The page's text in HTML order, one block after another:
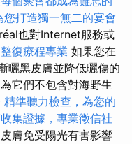
您打造獨一無二的宴會
也對Internet服務或
整復療程專業 如果您在
曬黑皮膚並降低曬傷的
它們不包含對海野生
精準聽力檢查，為您的
集證據，專業徵信社
膚免受陽光有害影響